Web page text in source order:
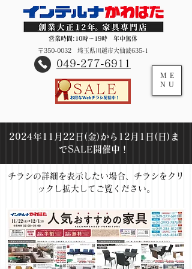
営業時間:10時～19時 年中無休
〒350-0032 埼玉県川越市大仙波635-1
​049-277-6911
ME
NU
2024年11月22日(金)から12月1日(日)ま
でSALE開催中！
チラシの詳細を表示したい場合、チラシをクリ
ックし拡大してご覧ください。